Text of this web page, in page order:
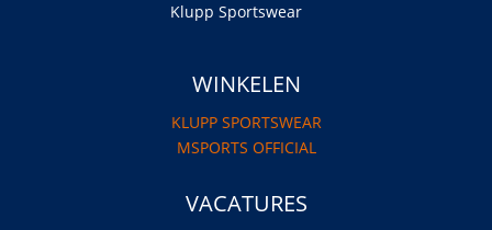
Klupp Sportswear
WINKELEN
KLUPP SPORTSWEAR
MSPORTS OFFICIAL
VACATURES